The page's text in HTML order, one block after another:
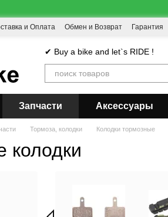
и Оплата Обмен и Возврат Гарантия
✔ Buy a bike and let`s RIDE !
Запчасти Аксессуары
Тормоза, колодки Колодки тормозные
колодки